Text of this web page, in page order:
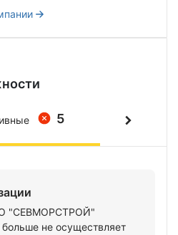
5
"СЕВМОРСТРОЙ"
не осуществляет